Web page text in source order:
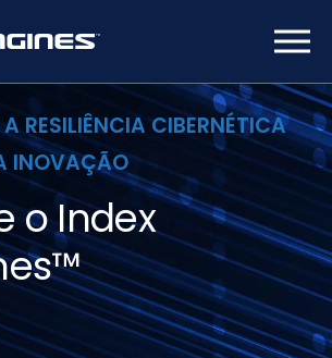
RESILIÊNCIA CIBERNÉTICA
INOVAÇÃO
o Index